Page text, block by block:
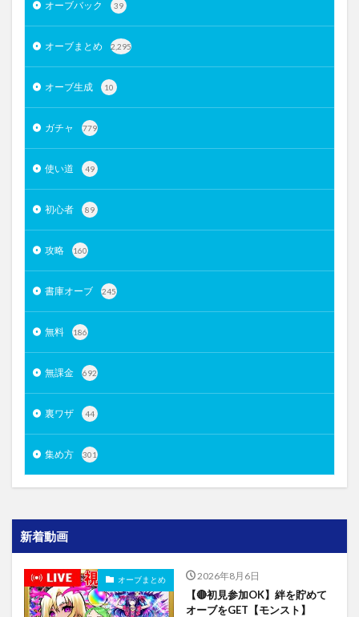
オーブバック 39
オーブまとめ 2,295
オーブ生成 10
ガチャ 779
使い道 49
初心者 89
攻略 160
書庫オーブ 245
無料 186
無課金 692
裏ワザ 44
集め方 301
新着動画
オーブまとめ 2026年8月6日
【🔴初見参加OK】絆を貯めて
オーブをGET【モンスト】